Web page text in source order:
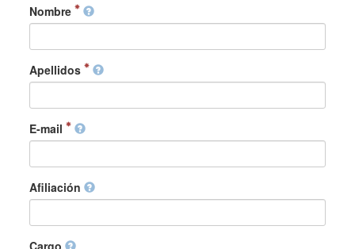
Nombre
Apellidos
E-mail
Afiliación
Cargo